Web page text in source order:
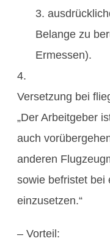
Belange zu
Ermessen).
Versetzung bei
„Der Arbeitgeber
auch
anderen
sowie befristet bei
einzusetzen.“
– Vorteil: